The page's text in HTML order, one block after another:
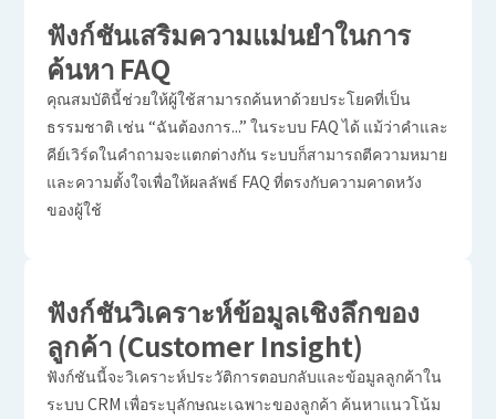
ฟังก์ชันเสริมความแม่นยำในการ
ค้นหา FAQ
คุณสมบัตินี้ช่วยให้ผู้ใช้สามารถค้นหาด้วยประโยคที่เป็น
ธรรมชาติ เช่น “ฉันต้องการ...” ในระบบ FAQ ได้ แม้ว่าคำและ
คีย์เวิร์ดในคำถามจะแตกต่างกัน ระบบก็สามารถตีความหมาย
และความตั้งใจเพื่อให้ผลลัพธ์ FAQ ที่ตรงกับความคาดหวัง
ของผู้ใช้
ฟังก์ชันวิเคราะห์ข้อมูลเชิงลึกของ
ลูกค้า (Customer Insight)
ฟังก์ชันนี้จะวิเคราะห์ประวัติการตอบกลับและข้อมูลลูกค้าใน
ระบบ CRM เพื่อระบุลักษณะเฉพาะของลูกค้า ค้นหาแนวโน้ม